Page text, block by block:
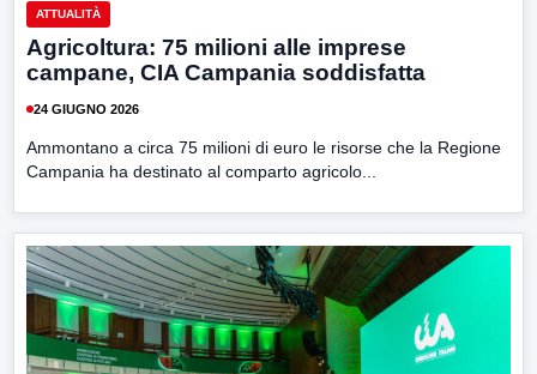
ATTUALITÀ
Agricoltura: 75 milioni alle imprese
campane, CIA Campania soddisfatta
24 GIUGNO 2026
Ammontano a circa 75 milioni di euro le risorse che la Regione
Campania ha destinato al comparto agricolo...